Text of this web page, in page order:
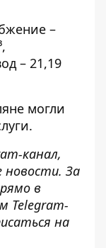
–
– 21,19
могли
канал,
За
в
Telegram-
на